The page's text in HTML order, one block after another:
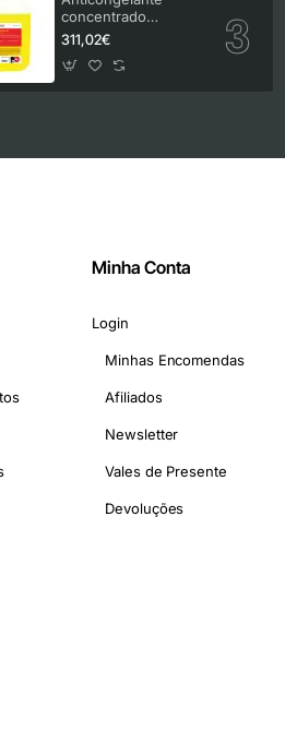
concentrado
Insuatherm 30 kg
311,02€
Minha Conta
Login
Minhas Encomendas
Afiliados
Newsletter
Vales de Presente
Devoluções